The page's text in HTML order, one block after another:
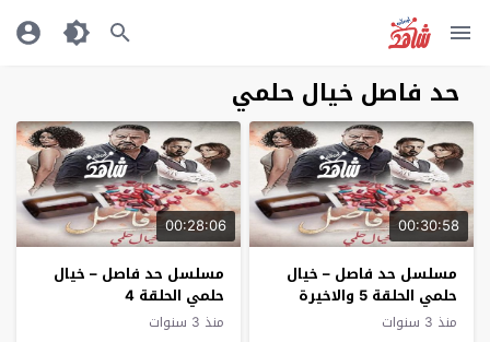
حد فاصل خيال حلمي
00:30:58
مسلسل حد فاصل – خيال
حلمي الحلقة 5 والاخيرة
منذ 3 سنوات
00:28:06
مسلسل حد فاصل – خيال
حلمي الحلقة 4
منذ 3 سنوات